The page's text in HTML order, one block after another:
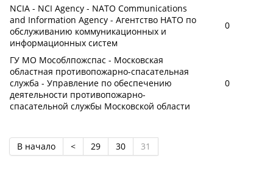
NCIA - NCI Agency - NATO Communications
and Information Agency - Агентство НАТО по
обслуживанию коммуникационных и
информационных систем
0
ГУ МО Мособлпожспас - Московская
областная противопожарно-спасательная
служба - Управление по обеспечению
деятельности противопожарно-
спасательной службы Московской области
0
В начало < 29 30 31